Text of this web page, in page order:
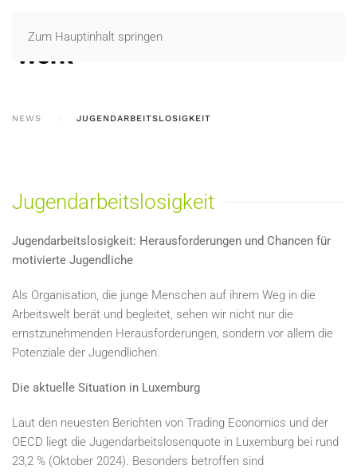
Zum Hauptinhalt springen
NEWS JUGENDARBEITSLOSIGKEIT
Jugendarbeitslosigkeit
Jugendarbeitslosigkeit: Herausforderungen und Chancen für
motivierte Jugendliche
Als Organisation, die junge Menschen auf ihrem Weg in die
Arbeitswelt berät und begleitet, sehen wir nicht nur die
ernstzunehmenden Herausforderungen, sondern vor allem die
Potenziale der Jugendlichen.
Die aktuelle Situation in Luxemburg
Laut den neuesten Berichten von Trading Economics und der
OECD liegt die Jugendarbeitslosenquote in Luxemburg bei rund
23,2 % (Oktober 2024). Besonders betroffen sind